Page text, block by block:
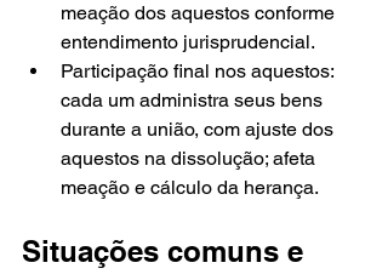
meação dos aquestos conforme
entendimento jurisprudencial.
Participação final nos aquestos:
cada um administra seus bens
durante a união, com ajuste dos
aquestos na dissolução; afeta
meação e cálculo da herança.
Situações comuns e